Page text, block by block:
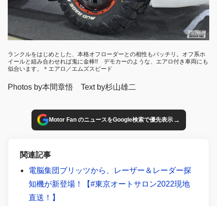
ランクルをはじめとした、本格オフローダーとの相性もバッチリ。オフ系ホ
イールと組み合わせれば鬼に金棒!! デモカーのような、エアロ付き車両にも
似合います。＊エアロ／エムズスピード
Photos by本間章悟 Text by杉山雄二
Motor Fan のニュースをGoogle検索で優先表示→
関連記事
電脳集団ブリッツから、レーザー＆レーダー探
知機が新登場！【#東京オートサロン2022現地
直送！】